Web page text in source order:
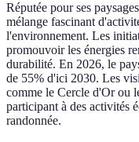
Réputée pour ses
mélange fascinant
l'environnement. Les
promouvoir les énergies
durabilité. En 2026, le
de 55% d'ici 2030. Les
comme le Cercle d'Or ou
participant à des activités
randonnée.